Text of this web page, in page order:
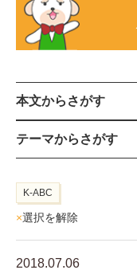
本文からさがす
テーマからさがす
K-ABC
×選択を解除
2018.07.06